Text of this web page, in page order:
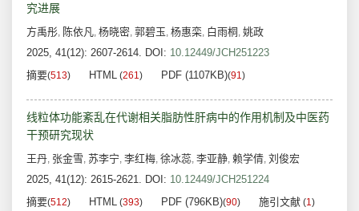
究进展
方禹彤, 陈依凡, 杨晓密, 郭碧玉, 杨惠栾, 白雨桐, 姚政
2025, 41(12): 2607-2614. DOI: 10.12449/JCH251223
摘要(513) HTML (261) PDF (1107KB)(91)
线粒体功能紊乱在代谢相关脂肪性肝病中的作用机制及中医药
干预研究现状
王丹, 张金雪, 苏李宁, 李红梅, 徐冰蕊, 李亚静, 赖学倩, 刘俊宏
2025, 41(12): 2615-2621. DOI: 10.12449/JCH251224
摘要(512) HTML (393) PDF (796KB)(90) 施引文献 (1)